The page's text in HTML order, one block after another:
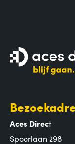
Aces Direct
Spoorlaan 298